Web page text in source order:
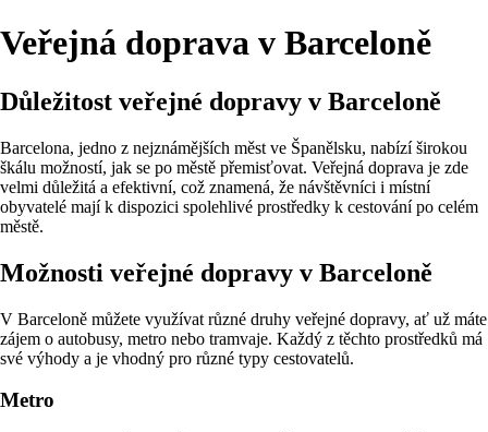
Veřejná doprava v Barceloně
Důležitost veřejné dopravy v Barceloně
Barcelona, jedno z nejznámějších měst ve Španělsku, nabízí širokou
škálu možností, jak se po městě přemisťovat. Veřejná doprava je zde
velmi důležitá a efektivní, což znamená, že návštěvníci i místní
obyvatelé mají k dispozici spolehlivé prostředky k cestování po celém
městě.
Možnosti veřejné dopravy v Barceloně
V Barceloně můžete využívat různé druhy veřejné dopravy, ať už máte
zájem o autobusy, metro nebo tramvaje. Každý z těchto prostředků má
své výhody a je vhodný pro různé typy cestovatelů.
Metro